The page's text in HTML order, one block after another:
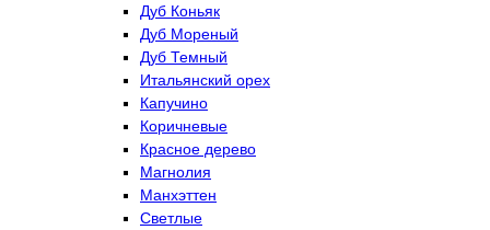
Дуб Коньяк
Дуб Мореный
Дуб Темный
Итальянский орех
Капучино
Коричневые
Красное дерево
Магнолия
Манхэттен
Светлые